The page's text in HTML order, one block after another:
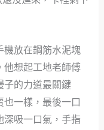
機放在鋼筋水泥塊
他想起工地老師傅
子的力道最關鍵
一樣，最後一口
深吸一口氣，手指